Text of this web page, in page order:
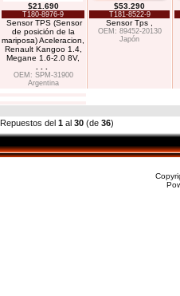
$21.690
T180-8976-9
Sensor TPS (Sensor
de posición de la
mariposa) Aceleracion,
Renault Kangoo 1.4,
Megane 1.6-2.0 8V,
OEM: SPM-31900
Argentina
$53.290
T181-8522-9
Sensor Tps ,
OEM: 89452-20130
Japón
Repuestos del 1 al 30 (de 36)